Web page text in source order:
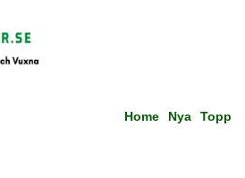
Home Nya Topp